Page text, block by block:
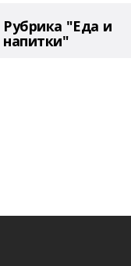
Рубрика "Еда и
напитки"